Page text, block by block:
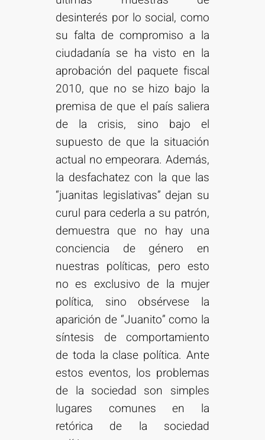
desinterés por lo social, como
su falta de compromiso a la
ciudadanía se ha visto en la
aprobación del paquete fiscal
2010, que no se hizo bajo la
premisa de que el país saliera
de la crisis, sino bajo el
supuesto de que la situación
actual no empeorara. Además,
la desfachatez con la que las
“juanitas legislativas” dejan su
curul para cederla a su patrón,
demuestra que no hay una
conciencia de género en
nuestras políticas, pero esto
no es exclusivo de la mujer
política, sino obsérvese la
aparición de “Juanito” como la
síntesis de comportamiento
de toda la clase política. Ante
estos eventos, los problemas
de la sociedad son simples
lugares comunes en la
retórica de la sociedad